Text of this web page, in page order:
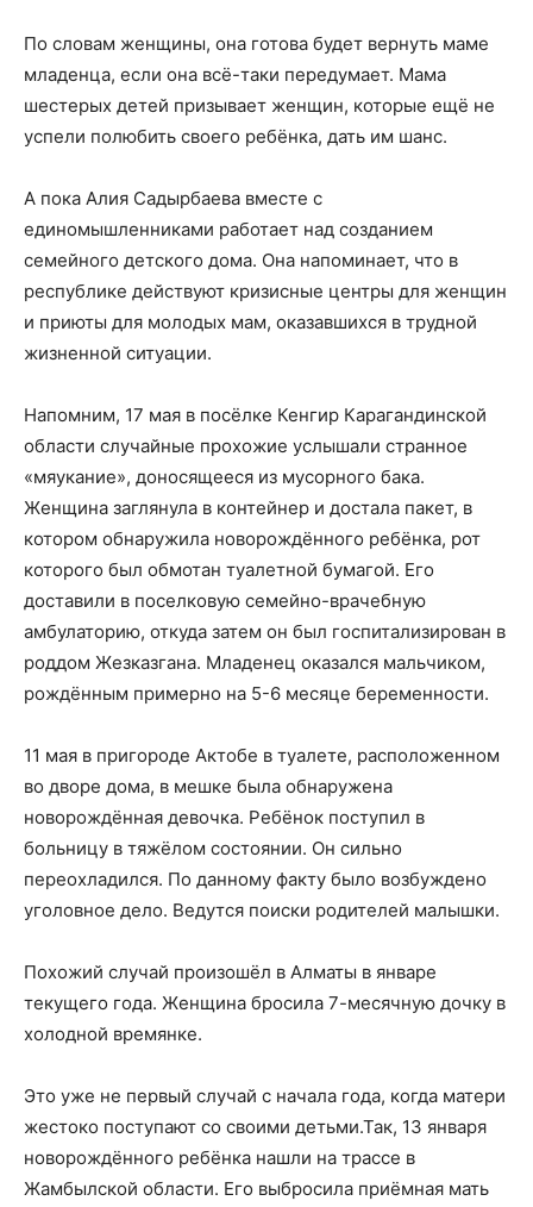
По словам женщины, она готова будет вернуть маме
младенца, если она всё-таки передумает. Мама
шестерых детей призывает женщин, которые ещё не
успели полюбить своего ребёнка, дать им шанс.
А пока Алия Садырбаева вместе с
единомышленниками работает над созданием
семейного детского дома. Она напоминает, что в
республике действуют кризисные центры для женщин
и приюты для молодых мам, оказавшихся в трудной
жизненной ситуации.
Напомним, 17 мая в посёлке Кенгир Карагандинской
области случайные прохожие услышали странное
«мяукание», доносящееся из мусорного бака.
Женщина заглянула в контейнер и достала пакет, в
котором обнаружила новорождённого ребёнка, рот
которого был обмотан туалетной бумагой. Его
доставили в поселковую семейно-врачебную
амбулаторию, откуда затем он был госпитализирован в
роддом Жезказгана. Младенец оказался мальчиком,
рождённым примерно на 5-6 месяце беременности.
11 мая в пригороде Актобе в туалете, расположенном
во дворе дома, в мешке была обнаружена
новорождённая девочка. Ребёнок поступил в
больницу в тяжёлом состоянии. Он сильно
переохладился. По данному факту было возбуждено
уголовное дело. Ведутся поиски родителей малышки.
Похожий случай произошёл в Алматы в январе
текущего года. Женщина бросила 7-месячную дочку в
холодной времянке.
Это уже не первый случай с начала года, когда матери
жестоко поступают со своими детьми.Так, 13 января
новорождённого ребёнка нашли на трассе в
Жамбылской области. Его выбросила приёмная мать